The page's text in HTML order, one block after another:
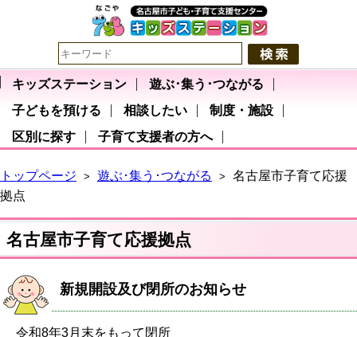
キッズステーション
遊ぶ･集う･つながる
子どもを預ける
相談したい
制度・施設
区別に探す
子育て支援者の方へ
トップページ > 遊ぶ･集う･つながる >
名古屋市子育て応援
拠点
名古屋市子育て応援拠点
新規開設及び閉所のお知らせ
令和8年3月末をもって閉所